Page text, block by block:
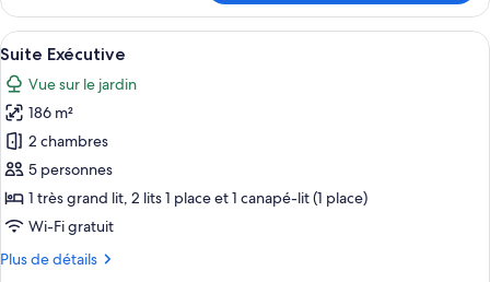
le
type
de
chambre
Suite
Premium
Afficher
toutes
les
photos
pour
ce
type
de
chambre :
Suite
Une chambre d’hôtel moderne,
7
Suite Exécutive
Vue sur le jardin
186 m²
2 chambres
5 personnes
1 très grand lit, 2 lits 1 place et 1 canapé-lit (1 place)
Wi-Fi gratuit
Plus de détails
Plus